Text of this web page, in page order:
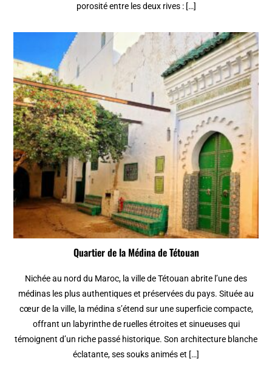
porosité entre les deux rives : […]
Quartier de la Médina de Tétouan
Nichée au nord du Maroc, la ville de Tétouan abrite l’une des
médinas les plus authentiques et préservées du pays. Située au
cœur de la ville, la médina s’étend sur une superficie compacte,
offrant un labyrinthe de ruelles étroites et sinueuses qui
témoignent d’un riche passé historique. Son architecture blanche
éclatante, ses souks animés et […]